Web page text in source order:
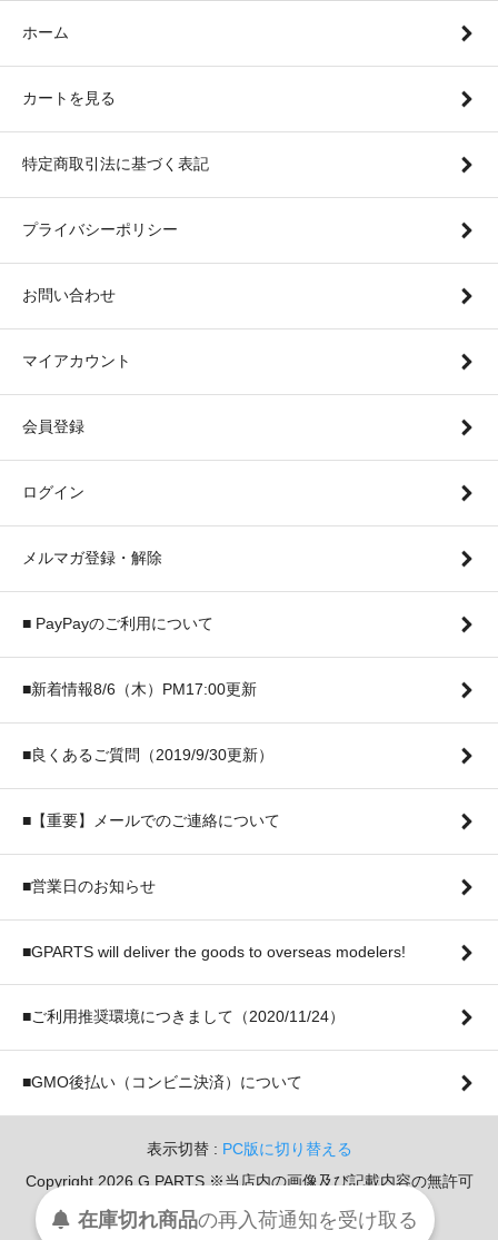
ホーム
カートを見る
特定商取引法に基づく表記
プライバシーポリシー
お問い合わせ
マイアカウント
会員登録
ログイン
メルマガ登録・解除
■ PayPayのご利用について
■新着情報8/6（木）PM17:00更新
■良くあるご質問（2019/9/30更新）
■【重要】メールでのご連絡について
■営業日のお知らせ
■GPARTS will deliver the goods to overseas modelers!
■ご利用推奨環境につきまして（2020/11/24）
■GMO後払い（コンビニ決済）について
表示切替 : PC版に切り替える
Copyright 2026 G PARTS ※当店内の画像及び記載内容の無許可
在庫切れ商品の再入荷通知を受け取る